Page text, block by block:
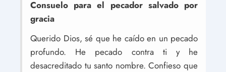
Consuelo para el pecador salvado por
gracia
Querido Dios, sé que he caído en un pecado
profundo. He pecado contra ti y he
desacreditado tu santo nombre. Confieso que